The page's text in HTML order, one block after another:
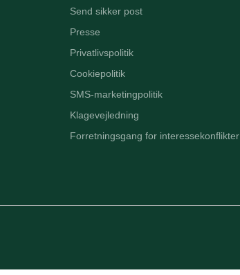
Send sikker post
Presse
Privatlivspolitik
Cookiepolitik
SMS-marketingpolitik
Klagevejledning
Forretningsgang for interessekonflikter